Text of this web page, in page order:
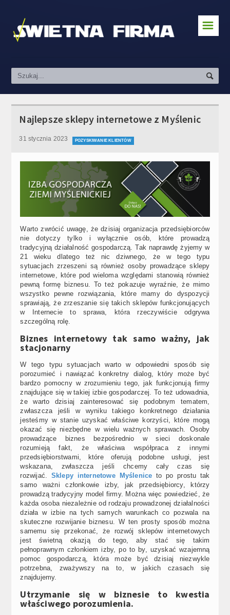
Zakładanie działalności
Pozyskiwanie klientów
Kredyty i finanse
Praca
☰
Najlepsze sklepy internetowe z Myślenic
31 stycznia 2023 POZYSKIWANIE KLIENTÓW
Warto zwrócić uwagę, że dzisiaj organizacja przedsiębiorców
nie dotyczy tylko i wyłącznie osób, które prowadzą
tradycyjną działalność gospodarczą. Tak naprawdę żyjemy w
21 wieku dlatego też nic dziwnego, że w tego typu
sytuacjach zrzeszeni są również osoby prowadzące sklepy
internetowe, które pod wieloma względami stanowią również
pewną formę biznesu. To też pokazuje wyraźnie, że mimo
wszystko pewne rozwiązania, które mamy do dyspozycji
sprawiają, że zrzeszanie się takich sklepów funkcjonujących
w Internecie to sprawa, która rzeczywiście odgrywa
szczególną rolę.
Biznes internetowy tak samo ważny, jak
stacjonarny
W tego typu sytuacjach warto w odpowiedni sposób się
porozumieć i nawiązać konkretny dialog, który może być
bardzo pomocny w zrozumieniu tego, jak funkcjonują firmy
znajdujące się w takiej izbie gospodarczej. To też udowadnia,
że warto dzisiaj zainteresować się podobnym tematem,
zwłaszcza jeśli w wyniku takiego konkretnego działania
jesteśmy w stanie uzyskać właściwe korzyści, które mogą
okazać się niezbędne w wielu ważnych sprawach. Osoby
prowadzące biznes bezpośrednio w sieci doskonale
rozumieją fakt, że właściwa współpraca z innymi
przedsiębiorstwami, które oferują podobne usługi, jest
wskazana, zwłaszcza jeśli chcemy cały czas się
rozwijać. Sklepy internetowe Myślenice to po prostu tak
samo ważni członkowie izby, jak przedsiębiorcy, którzy
prowadzą tradycyjny model firmy. Można więc powiedzieć, że
każda osoba niezależnie od rodzaju prowadzonej działalności
działa w izbie na tych samych warunkach co pozwala na
skuteczne rozwijanie biznesu. W ten prosty sposób można
samemu się przekonać, że rozwój sklepów internetowych
jest świetną okazją do tego, aby stać się takim
pełnoprawnym członkiem izby, po to by, uzyskać wzajemną
pomoc gospodarczą, która może być dzisiaj niezwykle
potrzebna, zważywszy na to, w jakich czasach się
znajdujemy.
Utrzymanie się w biznesie to kwestia
właściwego porozumienia.